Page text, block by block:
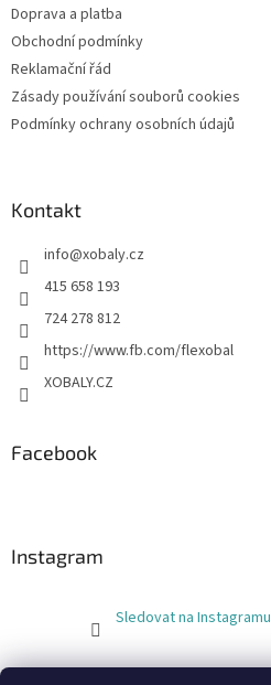
Doprava a platba
Obchodní podmínky
Reklamační řád
Zásady používání souborů cookies
Podmínky ochrany osobních údajů
Kontakt
info@xobaly.cz
415 658 193
724 278 812
https://www.fb.com/flexobal
XOBALY.CZ
Facebook
Instagram
Sledovat na Instagramu